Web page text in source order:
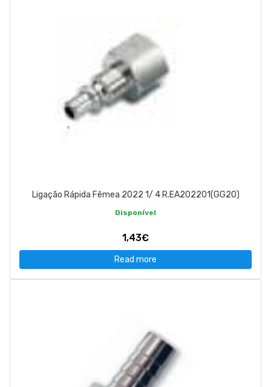
Ligação Rápida Fêmea 2022 1/ 4 R.EA202201(GG20)
Disponível
1,43€
Read more